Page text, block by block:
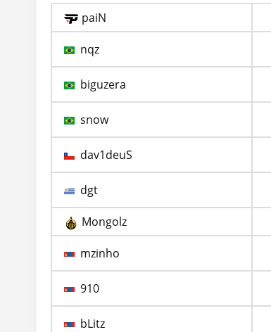
paiN
nqz
biguzera
snow
dav1deuS
dgt
Mongolz
mzinho
910
bLitz